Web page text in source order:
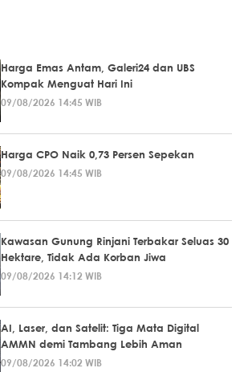
Harga Emas Antam, Galeri24 dan UBS
Kompak Menguat Hari Ini
09/08/2026 14:45 WIB
Harga CPO Naik 0,73 Persen Sepekan
09/08/2026 14:45 WIB
Kawasan Gunung Rinjani Terbakar Seluas 30
Hektare, Tidak Ada Korban Jiwa
09/08/2026 14:12 WIB
AI, Laser, dan Satelit: Tiga Mata Digital
AMMN demi Tambang Lebih Aman
09/08/2026 14:02 WIB